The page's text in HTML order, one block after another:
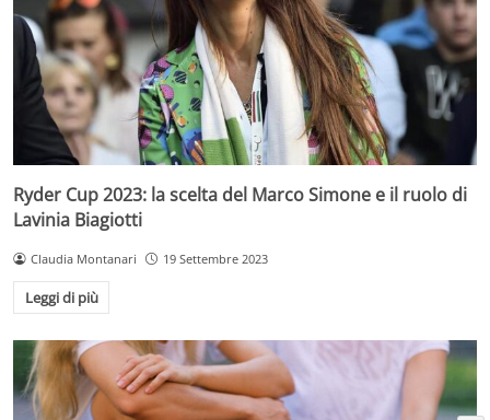
Ryder Cup 2023: la scelta del Marco Simone e il ruolo di
Lavinia Biagiotti
Claudia Montanari 19 Settembre 2023
Leggi di più